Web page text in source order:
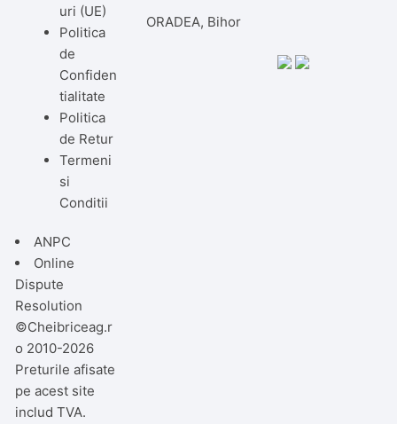
uri (UE)
Politica
de
Confiden
tialitate
Politica
de Retur
Termeni
si
Conditii
ANPC
Online
Dispute
Resolution
ORADEA, Bihor
©Cheibriceag.r
o 2010-2026
Preturile afisate
pe acest site
includ TVA.